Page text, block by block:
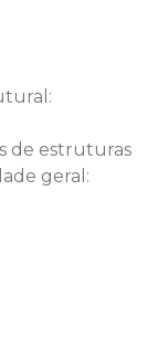
de estruturas
geral: